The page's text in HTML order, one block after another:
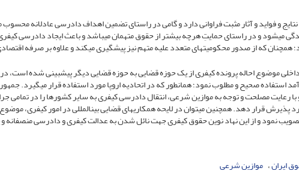
و فواید و آثار مثبت فراوانی دارد و گامی در راستای تضمین اهداف دادرسی عادلانه
می­شود و در راستای حمایتِ هرچه بیشتر از حقوق متهمان می­باشد و باعث ایجاد دادرسی
همچنان که از صدور محکومیت­های متعدد علیه متهم نیز پیشگیری می­کند و علاوه بر صرفه
موضوع احاله پرونده کیفری از یک حوزه قضایی به حوزه قضایی دیگر پیش­بینی شده است، در
استفاده صحیح و مطلوب نمود؛ همان­طور که در اتحادیه اروپا مورد استفاده قرار می­گیرد.
رعایت مصلحت و توجه به موازین شرعی، انتقال دادرسی کیفری به سایر کشورها را در تمامی
پذیرش قرار دهد. همچنین می­توان در لایحه همکاری­های قضایی بین­المللی در امور کیفری،
نمود و از این نهاد نوین حقوق کیفری جهت نائل شدن به عدالت کیفری و دادرسی منصفانه
ایران موازین شرعی